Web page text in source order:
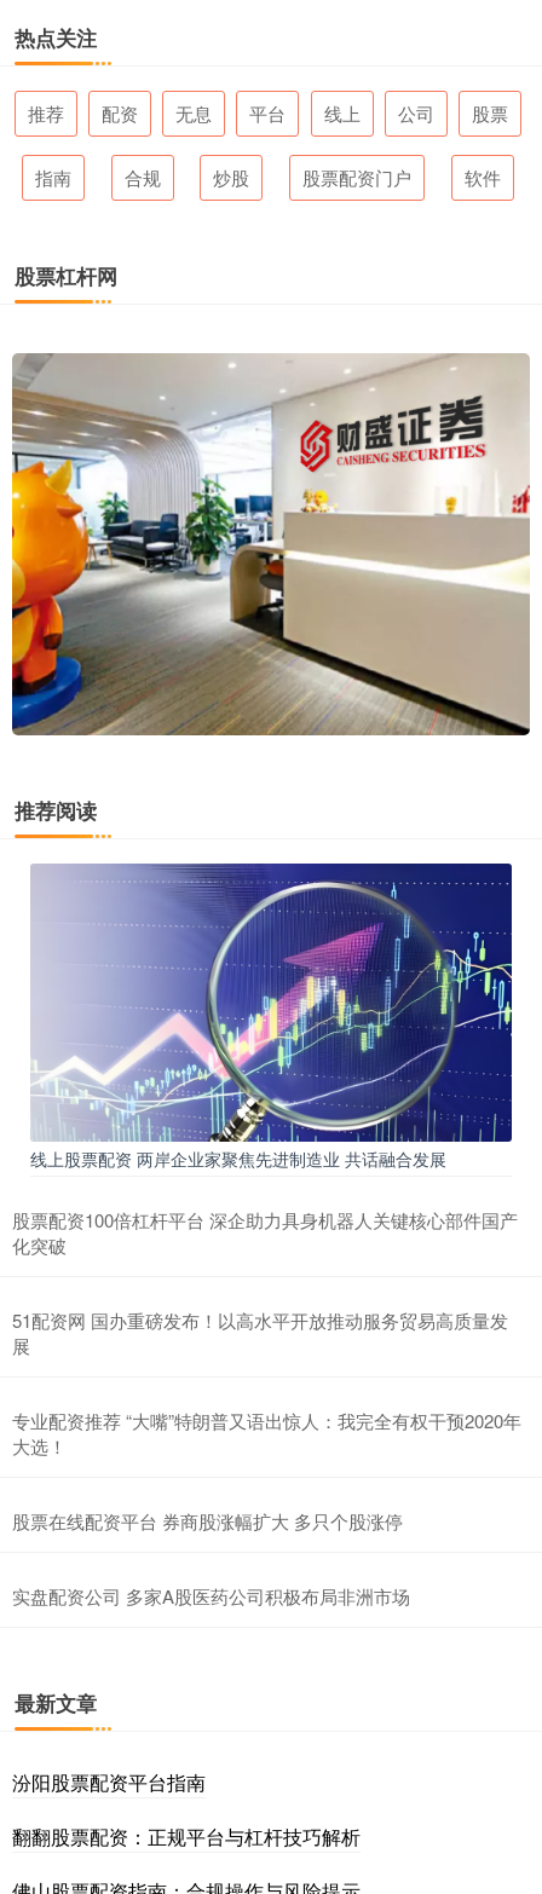
热点关注
推荐 配资 无息 平台 线上 公司 股票
指南 合规 炒股 股票配资门户 软件
股票杠杆网
推荐阅读
线上股票配资 两岸企业家聚焦先进制造业 共话融合发展
股票配资100倍杠杆平台 深企助力具身机器人关键核心部件国产
化突破
51配资网 国办重磅发布！以高水平开放推动服务贸易高质量发
展
专业配资推荐 “大嘴”特朗普又语出惊人：我完全有权干预2020年
大选！
股票在线配资平台 券商股涨幅扩大 多只个股涨停
实盘配资公司 多家A股医药公司积极布局非洲市场
最新文章
汾阳股票配资平台指南
翻翻股票配资：正规平台与杠杆技巧解析